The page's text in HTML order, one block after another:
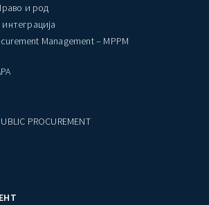
и род
Management – MPPM
PROCUREMENT